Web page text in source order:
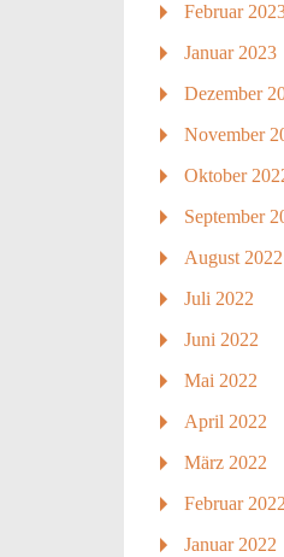
Februar
Januar 2023
Dezember
November
Oktober
September
August 2022
Juli 2022
Juni 2022
Mai 2022
April 2022
März 2022
Februar
Januar 2022